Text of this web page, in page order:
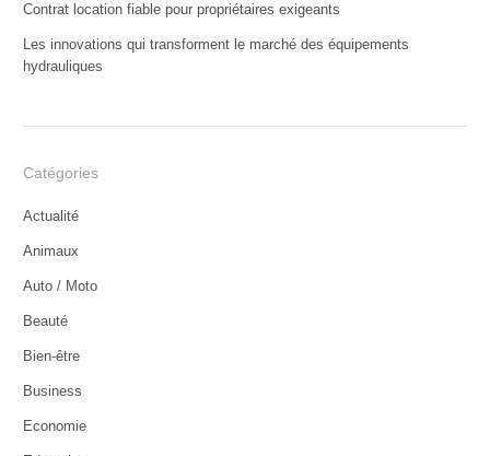
Contrat location fiable pour propriétaires exigeants
Les innovations qui transforment le marché des équipements
hydrauliques
Catégories
Actualité
Animaux
Auto / Moto
Beauté
Bien-être
Business
Economie